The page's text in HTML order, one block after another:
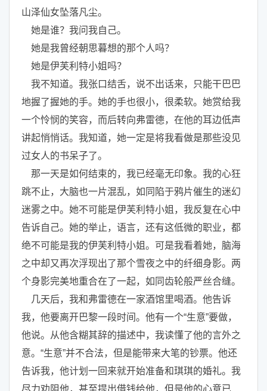
山泽仙女坠落凡尘。
她是谁？我问我自己。
她是我曾经朝思暮想的那个人吗？
她是伊芙利特小姐吗？
我不知道。我张口结舌，说不出话来，只能干巴巴
地握了握她的手。她的手也很小，很柔软。她赏给我
一个怜悯的笑容，而后转向弗雷德，在他的耳边低声
讲起悄悄话。我知道，她一定是将我看做是那些没见
过女人的书呆子了。
那一天是如何结束的，我已经毫无印象。我的心狂
跳不止，大脑也一片混乱，如同陷于鸦片催生的迷幻
迷雾之中。她不可能是伊芙利特小姐，我反复在心中
告诉自己。她的举止，语言，还有这低微的职业，都
绝不可能是我的伊芙利特小姐。可是我看着她，脑海
之中却又再次浮现出了那个雪夜之中的纤细身影。两
个身影完美地重合在了一起，如同齿轮般严丝合缝。
几天后，我和弗雷德在一家酒馆里喝酒。他告诉
我，他要离开巴黎一段时间。他有一个“生意”要做，
他说。从他含糊其辞的描述中，我读懂了他的言外之
意。“生意”并不合法，但是能带来大笔的钞票。他还
告诉我，他计划一回来就开始准备和琪琪的婚礼。我
尽力劝阻他，甚至提出借钱给他，但是他的心意已